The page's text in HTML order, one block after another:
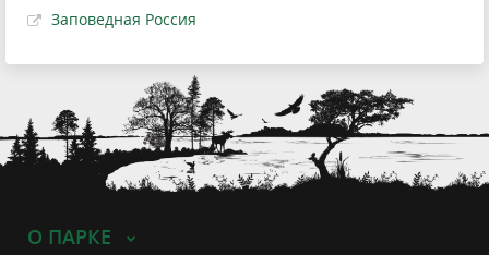
Заповедная Россия
О ПАРКЕ